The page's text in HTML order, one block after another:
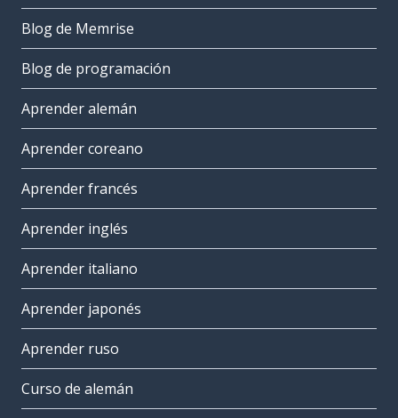
Blog de Memrise
Blog de programación
Aprender alemán
Aprender coreano
Aprender francés
Aprender inglés
Aprender italiano
Aprender japonés
Aprender ruso
Curso de alemán